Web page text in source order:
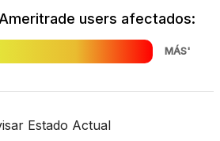
users afectados:
MÁS'
Estado Actual